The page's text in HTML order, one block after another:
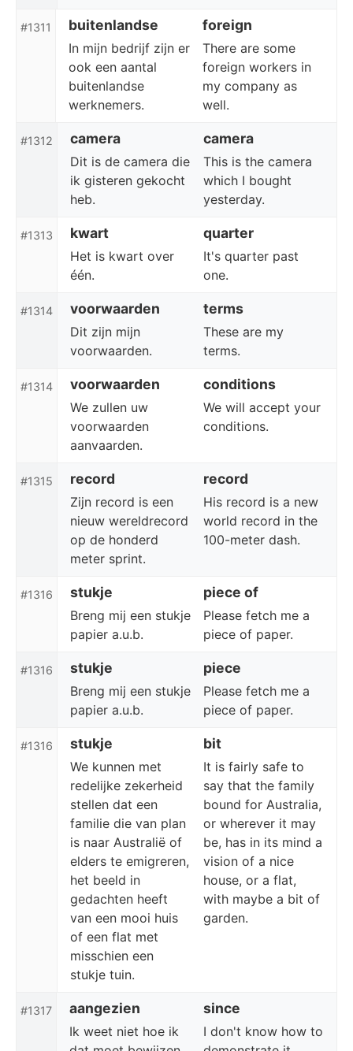
#1311 buitenlandse foreign
In mijn bedrijf zijn er
ook een aantal
buitenlandse
werknemers.
There are some
foreign workers in
my company as
well.
#1312 camera camera
Dit is de camera die
ik gisteren gekocht
heb.
This is the camera
which I bought
yesterday.
#1313 kwart quarter
Het is kwart over
één.
It's quarter past
one.
#1314 voorwaarden terms
Dit zijn mijn
voorwaarden.
These are my
terms.
#1314 voorwaarden conditions
We zullen uw
voorwaarden
aanvaarden.
We will accept your
conditions.
#1315 record record
Zijn record is een
nieuw wereldrecord
op de honderd
meter sprint.
His record is a new
world record in the
100-meter dash.
#1316 stukje piece of
Breng mij een stukje
papier a.u.b.
Please fetch me a
piece of paper.
#1316 stukje piece
Breng mij een stukje
papier a.u.b.
Please fetch me a
piece of paper.
#1316 stukje bit
We kunnen met
redelijke zekerheid
stellen dat een
familie die van plan
is naar Australië of
elders te emigreren,
het beeld in
gedachten heeft
van een mooi huis
of een flat met
misschien een
stukje tuin.
It is fairly safe to
say that the family
bound for Australia,
or wherever it may
be, has in its mind a
vision of a nice
house, or a flat,
with maybe a bit of
garden.
#1317 aangezien since
Ik weet niet hoe ik
I don't know how to